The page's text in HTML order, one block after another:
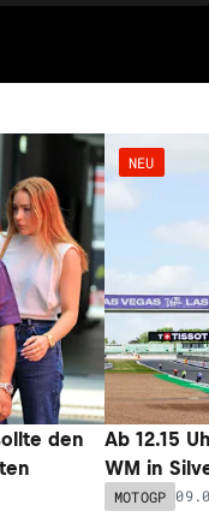
den
NEU
Ab 12.15
WM in
MOTOGP